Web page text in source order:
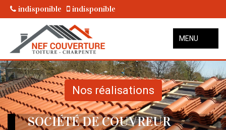
indisponible indisponible
MENU
Nos réalisations
SOCIÉTÉ DE COUVREUR